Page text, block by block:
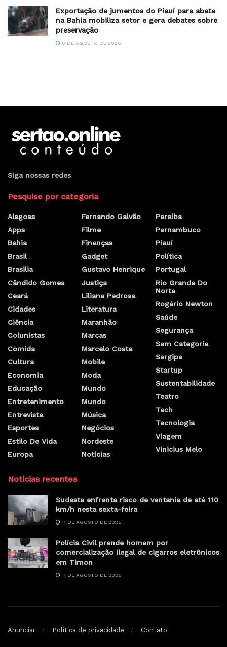
Exportação de jumentos do Piauí para abate
na Bahia mobiliza setor e gera debates sobre
preservação
6 DE AGOSTO DE 2026
Siga nossas redes
Pesquise por categoria
Alagoas
Apps
Bahia
Brasil
Brasilia
Cândido Gomes
Ceará
Cidades
Ciência
Colunistas
Comida
Cultura
Economia
Educação
Entretenimento
Entrevista
Esportes
Estilo De Vida
Europa
Fernando Galvão
Filme
Finanças
Gadget
Gustavo Henrique
Justiça
Liliane Pedrosa
Literatura
Maranhão
Marcas
Marcelo Costa
Mobile
Moda
Mundo
Mundo
Música
Negócios
Nordeste
Notícias
Paraíba
Pernambuco
Piauí
Política
Portugal
Rio Grande Do
Norte
Rogério Newton
Saúde
Segurança
Sem Categoria
Sergipe
Startup
Sustentabilidade
Teatro
Tech
Tecnologia
Viagem
Vinicius Melo
Notícias recentes
Sudeste enfrenta risco de ventania de até 110
km/h nesta sexta-feira
7 DE AGOSTO DE 2026
Polícia Civil prende homem por
comercialização ilegal de cigarros eletrônicos
em Timon
7 DE AGOSTO DE 2026
Anunciar Política de privacidade Contato